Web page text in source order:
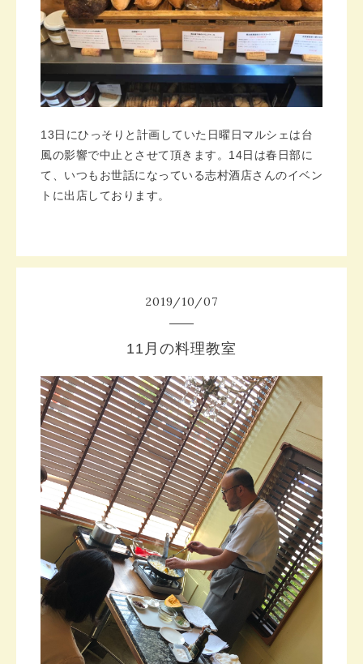
13日にひっそりと計画していた日曜日マルシェは台
風の影響で中止とさせて頂きます。14日は春日部に
て、いつもお世話になっている志村酒店さんのイベン
トに出店しております。
2019/10/07
11月の料理教室